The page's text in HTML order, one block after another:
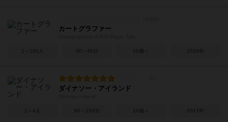
カートグラファー
1～100人 30～45分 10歳～ 2019年
ダイナソー・アイランド
1～4人 60～150分 10歳～ 2017年